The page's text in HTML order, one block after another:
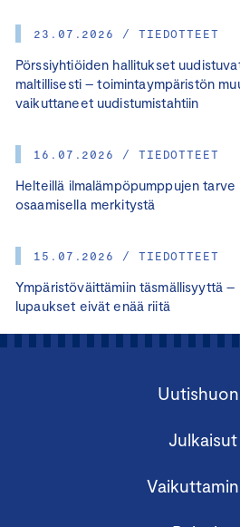
23.07.2026 / TIEDOTTEET
Pörssiyhtiöiden hallitukset
maltillisesti – toimintaympäristön
vaikuttaneet uudistumistahtiin
16.07.2026 / TIEDOTTEET
Helteillä ilmalämpöpumppujen
osaamisella merkitystä
15.07.2026 / TIEDOTTEET
Ympäristöväittämiin täsmällisyyttä
lupaukset eivät enää riitä
Julkaisut